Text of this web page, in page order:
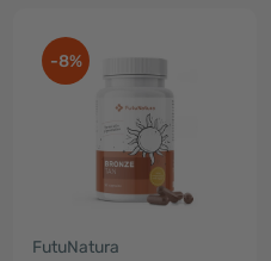
-8%
FutuNatura